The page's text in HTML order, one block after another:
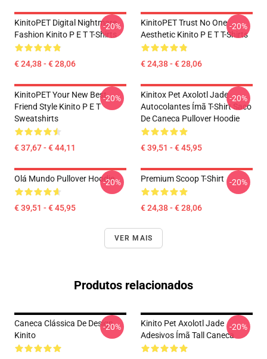
KinitoPET Digital Nightmare
Fashion Kinito P E T T-Shirts
€ 24,38 - € 28,06
-20%
KinitoPET Trust No One
Aesthetic Kinito P E T T-Shirts
€ 24,38 - € 28,06
-20%
KinitoPET Your New Best
Friend Style Kinito P E T
Sweatshirts
€ 37,67 - € 44,11
-20%
Kinitox Pet Axolotl Jade
Autocolantes Ímã T-Shirt Saco
De Caneca Pullover Hoodie
€ 39,51 - € 45,95
-20%
Olá Mundo Pullover Hoodie
€ 39,51 - € 45,95
-20% Premium Scoop T-Shirt
€ 24,38 - € 28,06
-20%
VER MAIS
Produtos relacionados
Caneca Clássica De Design
Kinito
-20%
Kinito Pet Axolotl Jade
Adesivos Ímã Tall Caneca
-20%